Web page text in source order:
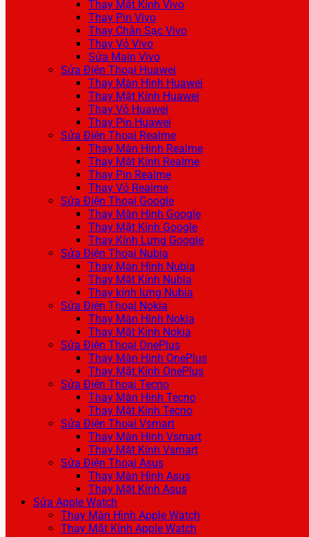
Thay Mặt Kính Vivo
Thay Pin Vivo
Thay Chân Sạc Vivo
Thay Vỏ Vivo
Sửa Main Vivo
Sửa Điện Thoại Huawei
Thay Màn Hình Huawei
Thay Mặt Kính Huawei
Thay Vỏ Huawei
Thay Pin Huawei
Sửa Điện Thoại Realme
Thay Màn Hình Realme
Thay Mặt Kính Realme
Thay Pin Realme
Thay Vỏ Realme
Sửa Điện Thoại Google
Thay Màn Hình Google
Thay Mặt Kính Google
Thay Kính Lưng Google
Sửa Điện Thoại Nubia
Thay Màn Hình Nubia
Thay Mặt Kính Nubia
Thay kính lưng Nubia
Sửa Điện Thoại Nokia
Thay Màn Hình Nokia
Thay Mặt Kính Nokia
Sửa Điện Thoại OnePlus
Thay Màn Hình OnePlus
Thay Mặt Kính OnePlus
Sửa Điện Thoại Tecno
Thay Màn Hình Tecno
Thay Mặt Kính Tecno
Sửa Điện Thoại Vsmart
Thay Màn Hình Vsmart
Thay Mặt Kính Vsmart
Sửa Điện Thoại Asus
Thay Màn Hình Asus
Thay Mặt Kính Asus
Sửa Apple Watch
Thay Màn Hình Apple Watch
Thay Mặt Kính Apple Watch